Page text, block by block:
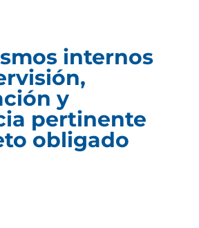
internos
y
pertinente
obligado